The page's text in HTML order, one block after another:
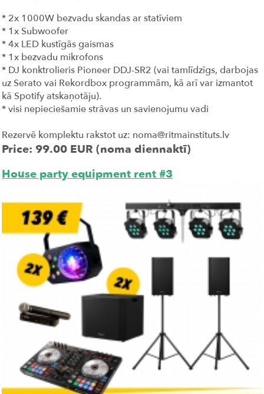
* 2x 1000W bezvadu skandas ar statīviem
* 1x Subwoofer
* 4x LED kustīgās gaismas
* 1x bezvadu mikrofons
* DJ konktrolieris Pioneer DDJ-SR2 (vai tamlīdzīgs, darbojas
uz Serato vai Rekordbox programmām, kā arī var izmantot
kā Spotify atskaņotāju).
* visi nepieciešamie strāvas un savienojumu vadi
Rezervē komplektu rakstot uz: noma@ritmainstituts.lv
Price: 99.00 EUR (noma diennaktī)
House party equipment rent #3